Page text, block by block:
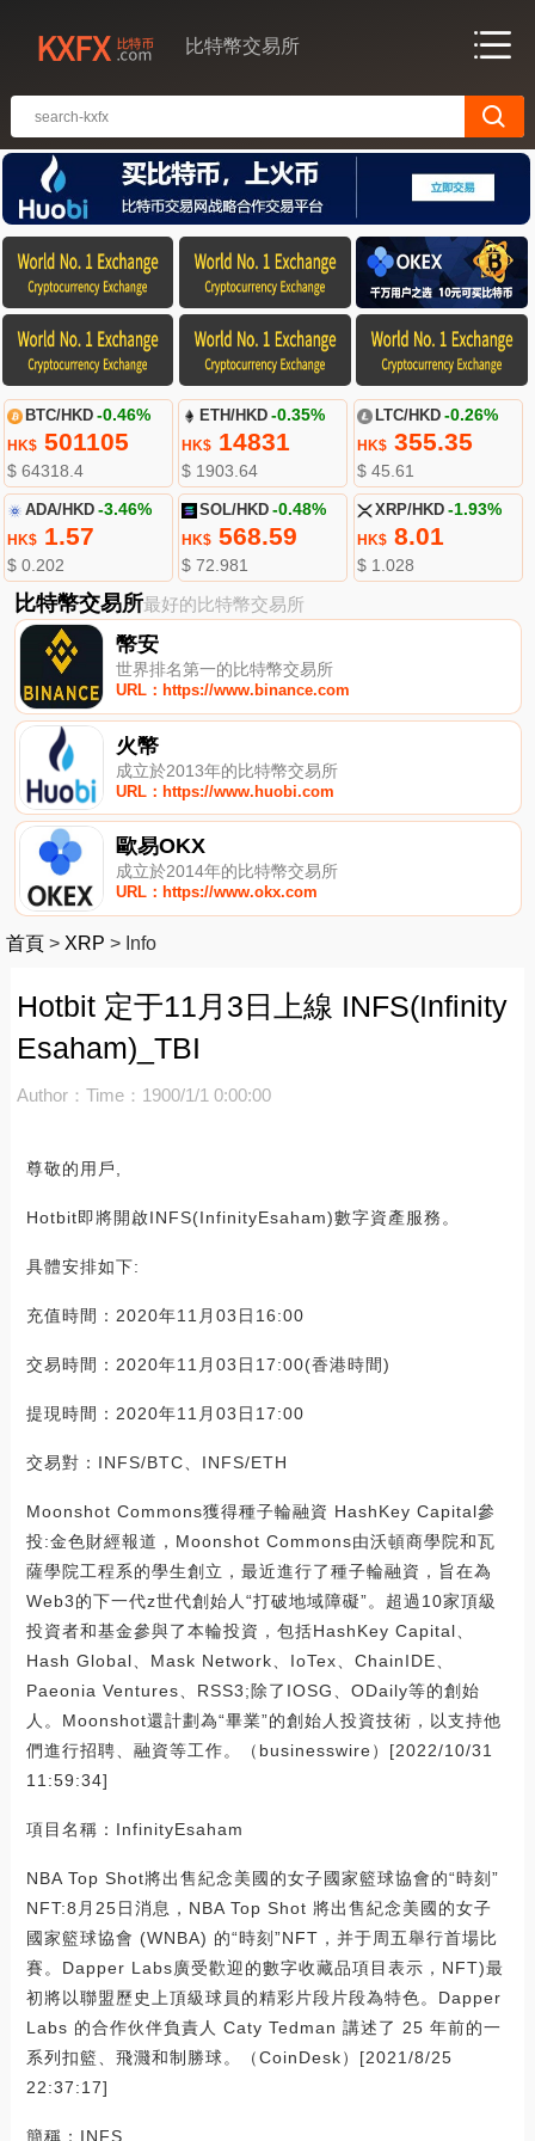
比特幣交易所
BTC/HKD -0.46%
HK$501105
$ 64318.4
ETH/HKD -0.35%
HK$ 14831
$ 1903.64
LTC/HKD -0.26%
HK$355.35
$ 45.61
ADA/HKD -3.46%
HK$1.57
$ 0.202
SOL/HKD -0.48%
HK$ 568.59
$ 72.981
XRP/HKD -1.93%
HK$8.01
$ 1.028
比特幣交易所最好的比特幣交易所
幣安
世界排名第一的比特幣交易所
URL：https://www.binance.com
火幣
成立於2013年的比特幣交易所
URL：https://www.huobi.com
歐易OKX
成立於2014年的比特幣交易所
URL：https://www.okx.com
首頁 > XRP > Info
Hotbit 定于11月3日上線 INFS(Infinity
Esaham)_TBI
Author： Time：1900/1/1 0:00:00
尊敬的用戶,
Hotbit即將開啟INFS(InfinityEsaham)數字資產服務。
具體安排如下:
充值時間：2020年11月03日16:00
交易時間：2020年11月03日17:00(香港時間)
提現時間：2020年11月03日17:00
交易對：INFS/BTC、INFS/ETH
Moonshot Commons獲得種子輪融資 HashKey Capital參
投:金色財經報道，Moonshot Commons由沃頓商學院和瓦
薩學院工程系的學生創立，最近進行了種子輪融資，旨在為
Web3的下一代z世代創始人“打破地域障礙”。超過10家頂級
投資者和基金參與了本輪投資，包括HashKey Capital、
Hash Global、Mask Network、IoTex、ChainIDE、
Paeonia Ventures、RSS3;除了IOSG、ODaily等的創始
人。Moonshot還計劃為“畢業”的創始人投資技術，以支持他
們進行招聘、融資等工作。（businesswire）[2022/10/31
11:59:34]
項目名稱：InfinityEsaham
NBA Top Shot將出售紀念美國的女子國家籃球協會的“時刻”
NFT:8月25日消息，NBA Top Shot 將出售紀念美國的女子
國家籃球協會 (WNBA) 的“時刻”NFT，并于周五舉行首場比
賽。Dapper Labs廣受歡迎的數字收藏品項目表示，NFT)最
初將以聯盟歷史上頂級球員的精彩片段片段為特色。Dapper
Labs 的合作伙伴負責人 Caty Tedman 講述了 25 年前的一
系列扣籃、飛濺和制勝球。（CoinDesk）[2021/8/25
22:37:17]
簡稱：INFS